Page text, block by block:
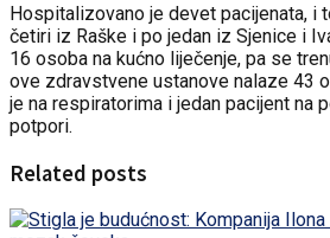
Hospitalizovano je devet pacijenata, i
četiri iz Raške i po jedan iz Sjenice i
16 osoba na kućno liječenje, pa se
ove zdravstvene ustanove nalaze 43
je na respiratorima i jedan pacijent na
potpori.
Related posts